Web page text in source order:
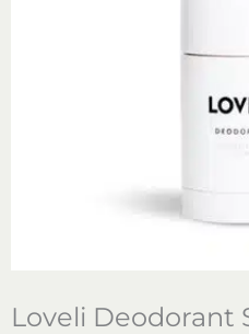
Loveli Deodorant